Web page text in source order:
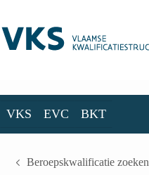
VKS EVC BKT
Beroepskwalificatie zoeken